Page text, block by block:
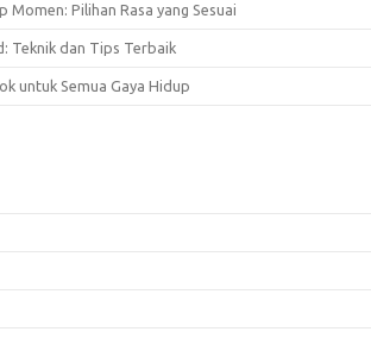
Momen: Pilihan Rasa yang Sesuai
Teknik dan Tips Terbaik
untuk Semua Gaya Hidup